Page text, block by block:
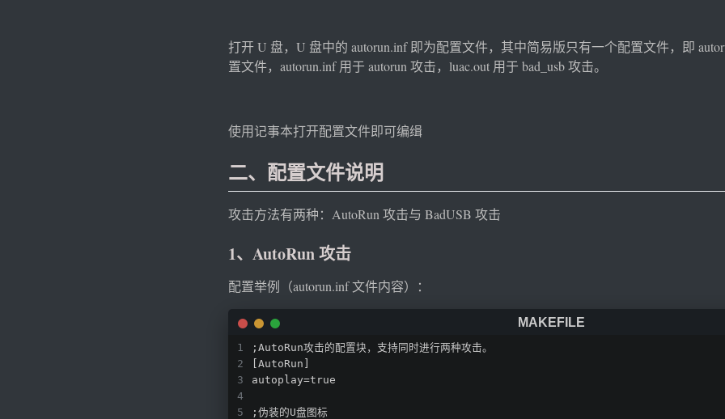
打开 U 盘，U 盘中的 autorun.inf 即为配置文件，其中简易版只有一个配置文件，即
置文件，autorun.inf 用于 autorun 攻击，luac.out 用于 bad_usb 攻击。
使用记事本打开配置文件即可编缉
二、配置文件说明
攻击方法有两种：AutoRun 攻击与 BadUSB 攻击
1、AutoRun 攻击
配置举例（autorun.inf 文件内容）：
;AutoRun攻击的配置块，支持同时进行两种攻击。
[AutoRun]
autoplay=true
;伪装的U盘图标